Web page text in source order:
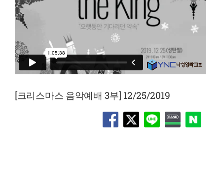
[크리스마스 음악예배 3부] 12/25/2019